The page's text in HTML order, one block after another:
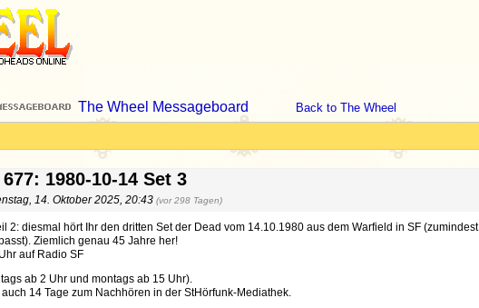
The Wheel Messageboard Back to The Wheel
1980-10-14 Set 3
14. Oktober 2025, 20:43 (vor 298 Tagen)
2: diesmal hört Ihr den dritten Set der Dead vom 14.10.1980 aus dem Warfield in SF (zumindest
Ziemlich genau 45 Jahre her!
auf Radio SF
ab 2 Uhr und montags ab 15 Uhr).
14 Tage zum Nachhören in der StHörfunk-Mediathek.